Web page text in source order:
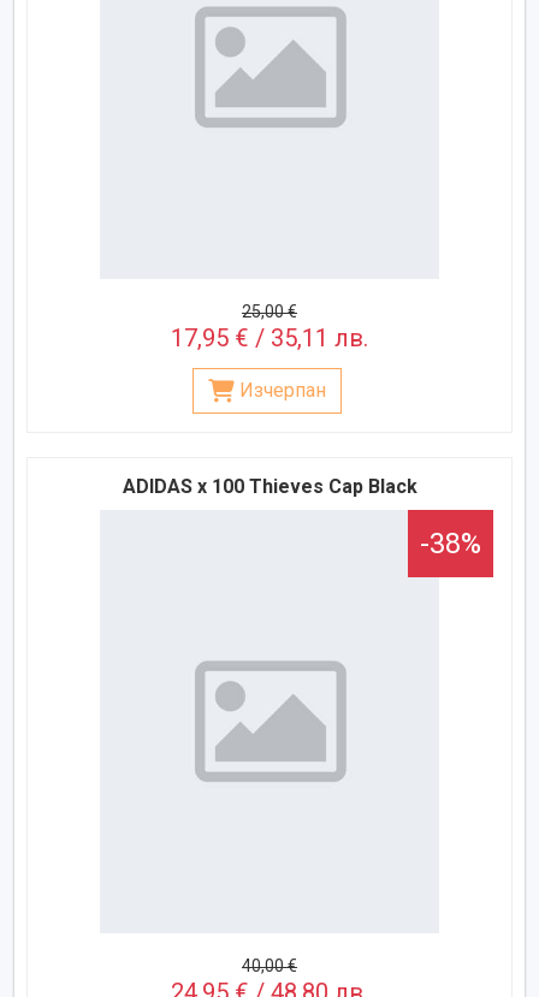
25,00 €
17,95 € / 35,11 лв.
Изчерпан
ADIDAS x 100 Thieves Cap Black
-38%
40,00 €